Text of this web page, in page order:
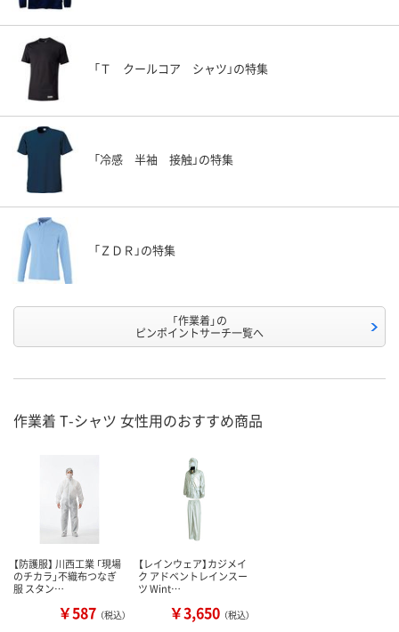
「Ｔ クールコア シャツ」の特集
「冷感 半袖 接触」の特集
「ＺＤＲ」の特集
「作業着」の
ピンポイントサーチ一覧へ
作業着 T-シャツ 女性用のおすすめ商品
【防護服】 川西工業 「現場
のチカラ」不織布つなぎ
服 スタン…
￥587 （税込）
【レインウェア】カジメイ
ク アドベントレインスー
ツ Wint…
￥3,650 （税込）